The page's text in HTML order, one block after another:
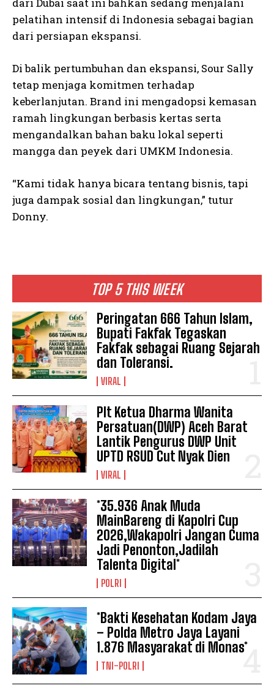
TOP 5 THIS WEEK
Peringatan 666 Tahun Islam,
Bupati Fakfak Tegaskan
Fakfak sebagai Ruang Sejarah
dan Toleransi.
VIRAL
Plt Ketua Dharma Wanita
Persatuan(DWP) Aceh Barat
Lantik Pengurus DWP Unit
UPTD RSUD Cut Nyak Dien
VIRAL
*35.936 Anak Muda
MainBareng di Kapolri Cup
2026,Wakapolri Jangan Cuma
Jadi Penonton,Jadilah
Talenta Digital*
POLRI
*Bakti Kesehatan Kodam Jaya
– Polda Metro Jaya Layani
1.876 Masyarakat di Monas*
TNI-POLRI
pelatihan intensif di Indonesia sebagai bagian
dari persiapan ekspansi.
Di balik pertumbuhan dan ekspansi, Sour Sally
tetap menjaga komitmen terhadap
keberlanjutan. Brand ini mengadopsi kemasan
ramah lingkungan berbasis kertas serta
mengandalkan bahan baku lokal seperti
mangga dan peyek dari UMKM Indonesia.
“Kami tidak hanya bicara tentang bisnis, tapi
juga dampak sosial dan lingkungan,” tutur
Donny.